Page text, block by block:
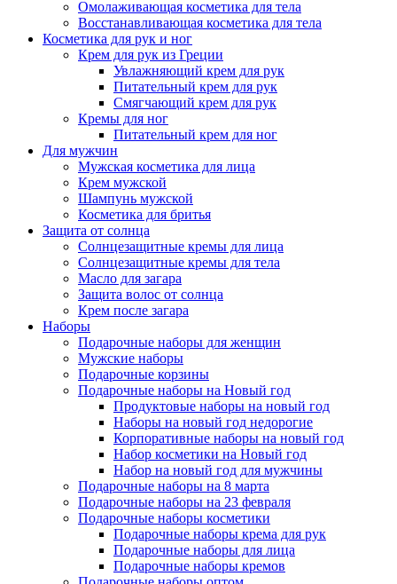
Омолаживающая косметика для тела
Восстанавливающая косметика для тела
Косметика для рук и ног
Крем для рук из Греции
Увлажняющий крем для рук
Питательный крем для рук
Смягчающий крем для рук
Кремы для ног
Питательный крем для ног
Для мужчин
Мужская косметика для лица
Крем мужской
Шампунь мужской
Косметика для бритья
Защита от солнца
Солнцезащитные кремы для лица
Солнцезащитные кремы для тела
Масло для загара
Защита волос от солнца
Крем после загара
Наборы
Подарочные наборы для женщин
Мужские наборы
Подарочные корзины
Подарочные наборы на Новый год
Продуктовые наборы на новый год
Наборы на новый год недорогие
Корпоративные наборы на новый год
Набор косметики на Новый год
Набор на новый год для мужчины
Подарочные наборы на 8 марта
Подарочные наборы на 23 февраля
Подарочные наборы косметики
Подарочные наборы крема для рук
Подарочные наборы для лица
Подарочные наборы кремов